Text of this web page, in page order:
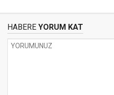
HABERE YORUM KAT